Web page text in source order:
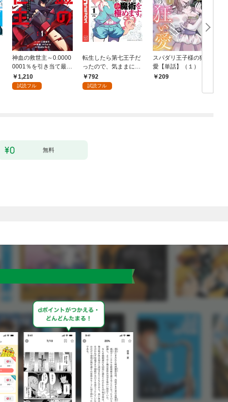
神血の救世主～0.0000
0001％を引き当て最強
へ～【電子書籍特典
付】（１）
1,210
試読フル
転生したら第七王子だ
ったので、気ままに魔
術を極めます（１）
792
試読フル
スパダリ王子様の狂い
愛【単話】（１）
209
無料